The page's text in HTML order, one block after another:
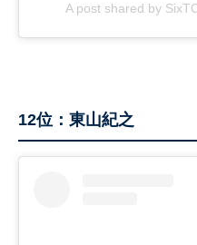
A post shared by
12位：東山紀之